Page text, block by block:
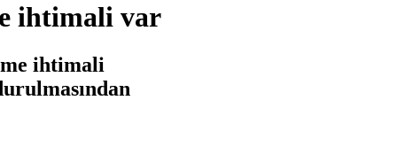
ihtimali var
ihtimali